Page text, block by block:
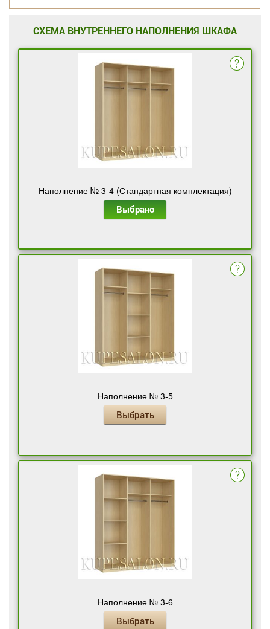
СХЕМА ВНУТРЕННЕГО НАПОЛНЕНИЯ ШКАФА
Наполнение № 3-4 (Стандартная комплектация)
Выбрано
Наполнение № 3-5
Выбрать
Наполнение № 3-6
Выбрать